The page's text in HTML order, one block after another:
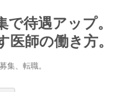
で待遇アップ。
医師の働き方。
集、転職。